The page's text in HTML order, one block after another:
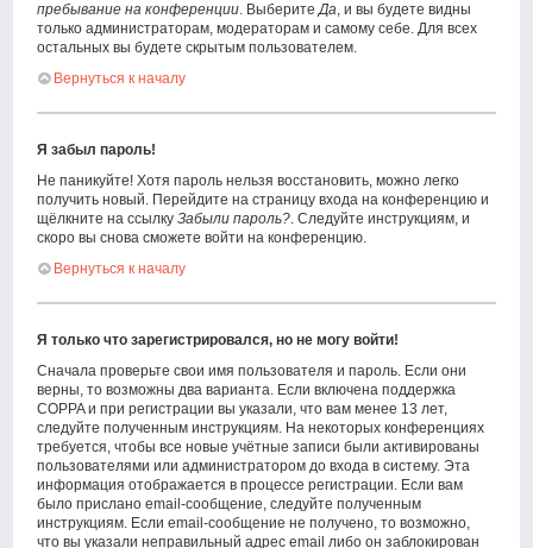
пребывание на конференции. ВыберитеДа, и вы будете видны
только администраторам, модераторам и самому себе. Для всех
остальных вы будете скрытым пользователем.
Вернуться к началу
Я забыл пароль!
Не паникуйте! Хотя пароль нельзя восстановить, можно легко
получить новый. Перейдите на страницу входа на конференцию и
щёлкните на ссылкуЗабыли пароль?. Следуйте инструкциям, и
скоро вы снова сможете войти на конференцию.
Вернуться к началу
Я только что зарегистрировался, но не могу войти!
Сначала проверьте свои имя пользователя и пароль. Если они
верны, то возможны два варианта. Если включена поддержка
COPPA и при регистрации вы указали, что вам менее 13 лет,
следуйте полученным инструкциям. На некоторых конференциях
требуется, чтобы все новые учётные записи были активированы
пользователями или администратором до входа в систему. Эта
информация отображается в процессе регистрации. Если вам
было прислано email-сообщение, следуйте полученным
инструкциям. Если email-сообщение не получено, то возможно,
что вы указали неправильный адрес email либо он заблокирован